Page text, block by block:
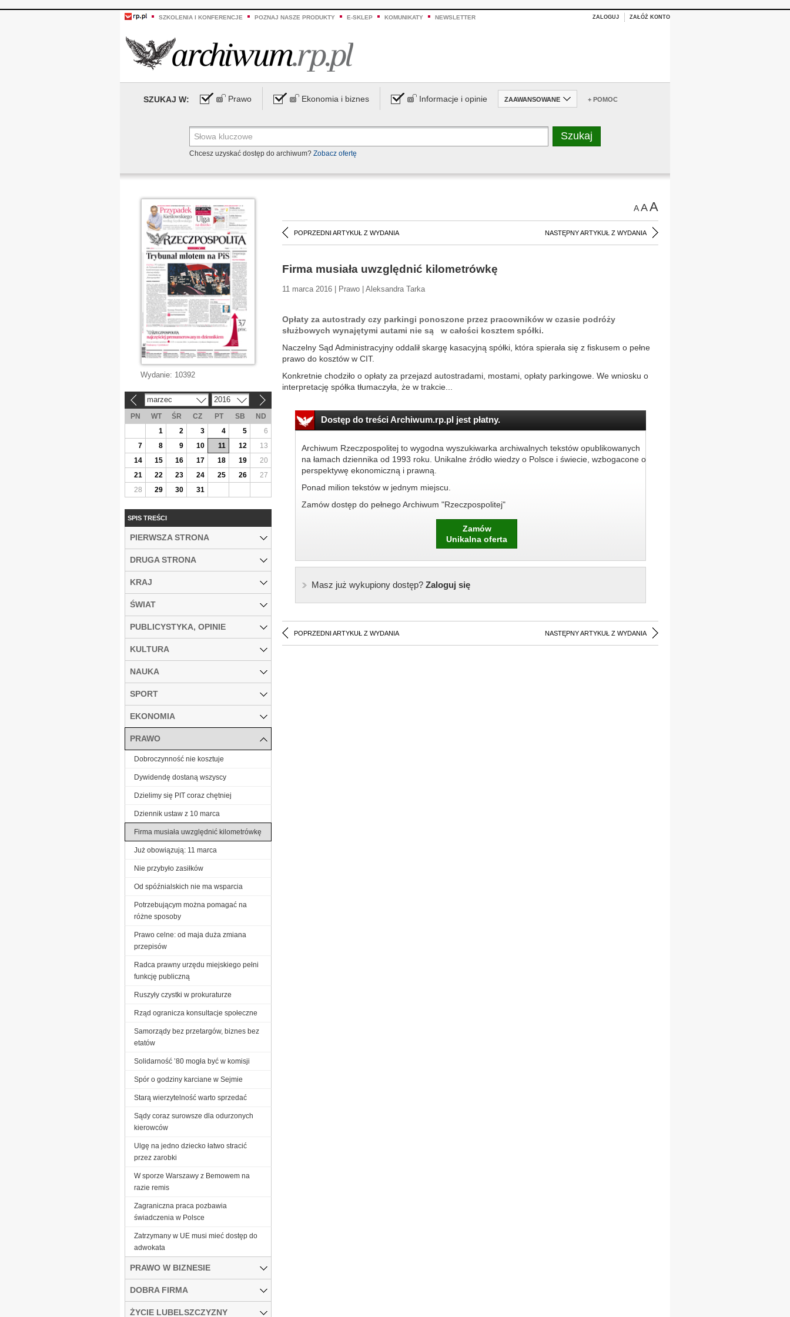
SZKOLENIA I KONFERENCJE POZNAJ NASZE PRODUKTY E-SKLEP KOMUNIKATY NEWSLETTER ZALOGUJ ZAŁÓŻ KONTO
SZUKAJ W: Prawo Ekonomia i biznes Informacje i opinie ZAAWANSOWANE + POMOC
Chcesz uzyskać dostęp do archiwum? Zobacz ofertę
AAA
POPRZEDNI ARTYKUŁ Z WYDANIA NASTĘPNY ARTYKUŁ Z WYDANIA
Firma musiała uwzględnić kilometrówkę
11 marca 2016 | Prawo | Aleksandra Tarka
Opłaty za autostrady czy parkingi ponoszone przez pracowników w czasie podróży
służbowych wynajętymi autami nie są w całości kosztem spółki.
Naczelny Sąd Administracyjny oddalił skargę kasacyjną spółki, która spierała się z fiskusem o pełne
prawo do kosztów w CIT.
Konkretnie chodziło o opłaty za przejazd autostradami, mostami, opłaty parkingowe. We wniosku o
interpretację spółka tłumaczyła, że w trakcie...
Dostęp do treści Archiwum.rp.pl jest płatny.
Archiwum Rzeczpospolitej to wygodna wyszukiwarka archiwalnych tekstów opublikowanych
na łamach dziennika od 1993 roku. Unikalne źródło wiedzy o Polsce i świecie, wzbogacone o
perspektywę ekonomiczną i prawną.
Ponad milion tekstów w jednym miejscu.
Zamów dostęp do pełnego Archiwum "Rzeczpospolitej"
Zamów
Unikalna oferta
Masz już wykupiony dostęp?Zaloguj się
POPRZEDNI ARTYKUŁ Z WYDANIA NASTĘPNY ARTYKUŁ Z WYDANIA
Wydanie: 10392
marzec 2016
PN WT ŚR CZ PT SB
ND
1
2 3 4 5
6
7
8 9 10 11 12
13
14
15 16 17 18 19
20
21
22 23 24 25 26
27
28
29 30 31
SPIS TREŚCI
PIERWSZA STRONA
DRUGA STRONA
KRAJ
ŚWIAT
PUBLICYSTYKA, OPINIE
KULTURA
NAUKA
SPORT
EKONOMIA
PRAWO
Dobroczynność nie kosztuje
Dywidendę dostaną wszyscy
Dzielimy się PIT coraz chętniej
Dziennik ustaw z 10 marca
Firma musiała uwzględnić kilometrówkę
Już obowiązują: 11 marca
Nie przybyło zasiłków
Od spóźnialskich nie ma wsparcia
Potrzebującym można pomagać na
różne sposoby
Prawo celne: od maja duża zmiana
przepisów
Radca prawny urzędu miejskiego pełni
funkcję publiczną
Ruszyły czystki w prokuraturze
Rząd ogranicza konsultacje społeczne
Samorządy bez przetargów, biznes bez
etatów
Solidarność ’80 mogła być w komisji
Spór o godziny karciane w Sejmie
Starą wierzytelność warto sprzedać
Sądy coraz surowsze dla odurzonych
kierowców
Ulgę na jedno dziecko łatwo stracić
przez zarobki
W sporze Warszawy z Bemowem na
razie remis
Zagraniczna praca pozbawia
świadczenia w Polsce
Zatrzymany w UE musi mieć dostęp do
adwokata
PRAWO W BIZNESIE
DOBRA FIRMA
ŻYCIE LUBELSZCZYZNY